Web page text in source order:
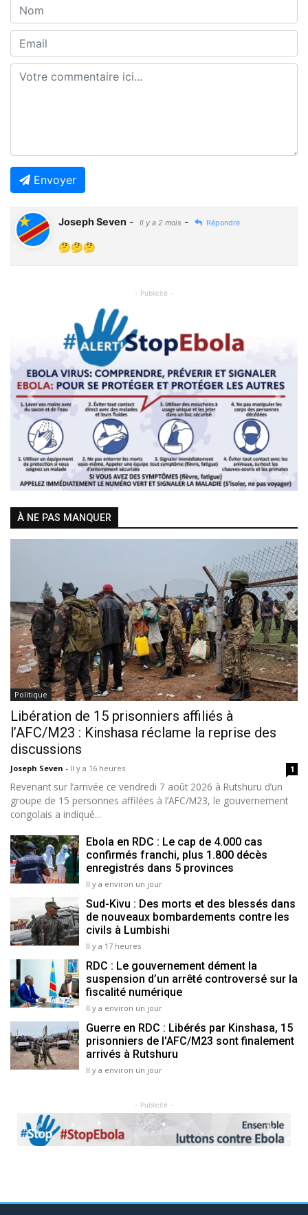
Envoyer
Joseph Seven - Il y a 2 mois - Répondre
🤔🤔🤔
- Publicité -
Previous Next
À NE PAS MANQUER
Politique
Libération de 15 prisonniers affiliés à
l’AFC/M23 : Kinshasa réclame la reprise des
discussions
Joseph Seven - Il y a 16 heures 1
Revenant sur l’arrivée ce vendredi 7 août 2026 à Rutshuru d’un
groupe de 15 personnes affilées à l’AFC/M23, le gouvernement
congolais a indiqué...
Ebola en RDC : Le cap de 4.000 cas
confirmés franchi, plus 1.800 décès
enregistrés dans 5 provinces
Il y a environ un jour
Sud-Kivu : Des morts et des blessés dans
de nouveaux bombardements contre les
civils à Lumbishi
Il y a 17 heures
RDC : Le gouvernement dément la
suspension d’un arrêté controversé sur la
fiscalité numérique
Il y a environ un jour
Guerre en RDC : Libérés par Kinshasa, 15
prisonniers de l'AFC/M23 sont finalement
arrivés à Rutshuru
Il y a environ un jour
- Publicité -
Previous Next